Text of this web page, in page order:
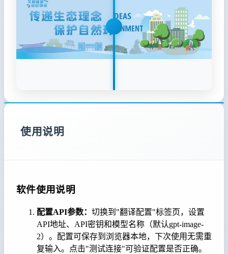
使用说明
软件使用说明
配置API参数： 切换到"翻译配置"标签页，设置
API地址、API密钥和模型名称（默认gpt-image-
2）。配置可保存到浏览器本地，下次使用无需重
复输入。点击"测试连接"可验证配置是否正确。